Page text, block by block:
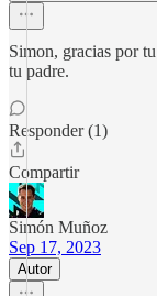
Simon, gracias por
tu padre.
Responder (1)
Compartir
Simón Muñoz
Sep 17, 2023
Autor